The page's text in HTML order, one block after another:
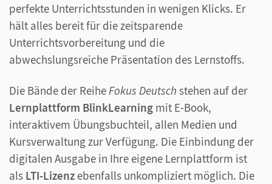
perfekte Unterrichtsstunden in wenigen Klicks. Er
hält alles bereit für die zeitsparende
Unterrichtsvorbereitung und die
abwechslungsreiche Präsentation des Lernstoffs.
Die Bände der ReiheFokus Deutsch stehen auf der
Lernplattform BlinkLearning mit E-Book,
interaktivem Übungsbuchteil, allen Medien und
Kursverwaltung zur Verfügung. Die Einbindung der
digitalen Ausgabe in Ihre eigene Lernplattform ist
als LTI-Lizenz ebenfalls unkompliziert möglich. Die